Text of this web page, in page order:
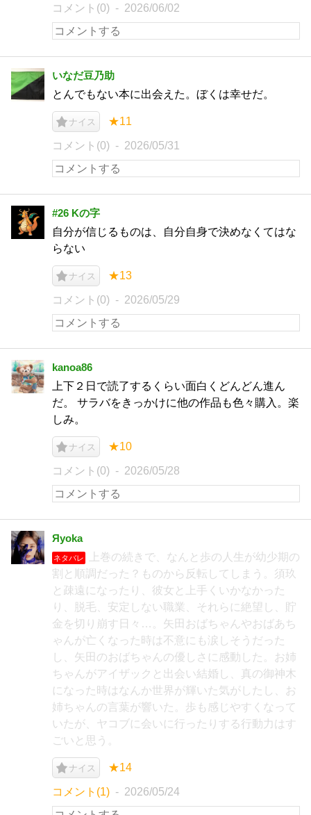
コメント(0) 2026/06/02
いなだ豆乃助
とんでもない本に出会えた。ぼくは幸せだ。
ナイス ★11
コメント(0) 2026/05/31
#26 Kの字
自分が信じるものは、自分自身で決めなくてはな
らない
ナイス ★13
コメント(0) 2026/05/29
kanoa86
上下２日で読了するくらい面白くどんどん進ん
だ。 サラバをきっかけに他の作品も色々購入。楽
しみ。
ナイス ★10
コメント(0) 2026/05/28
Яyoka
ネタバレ
上巻の続きで、なんと歩の人生が幼少期の
割と順調だった？ものから反転してしまう。須玖
と疎遠になったり、彼女と上手くいかなかった
り、脱毛、安定しない職業、それらに絶望し、貯
金を切り崩す日々…。矢田おばちゃんやおばあち
ゃんが亡くなった時は不意にも涙しそうだった
し、矢田のおばちゃんの優しさに感動した。お姉
ちゃんがアイザックと出会い結婚し、真の御神木
になった時はなんか世界が輝いた気がしたし、お
姉ちゃんの言葉が響いた。歩も感じやすくなって
いたが、ヤコブに会いに行ったりする行動力はす
ごいと思う。
ナイス ★14
コメント(1) 2026/05/24